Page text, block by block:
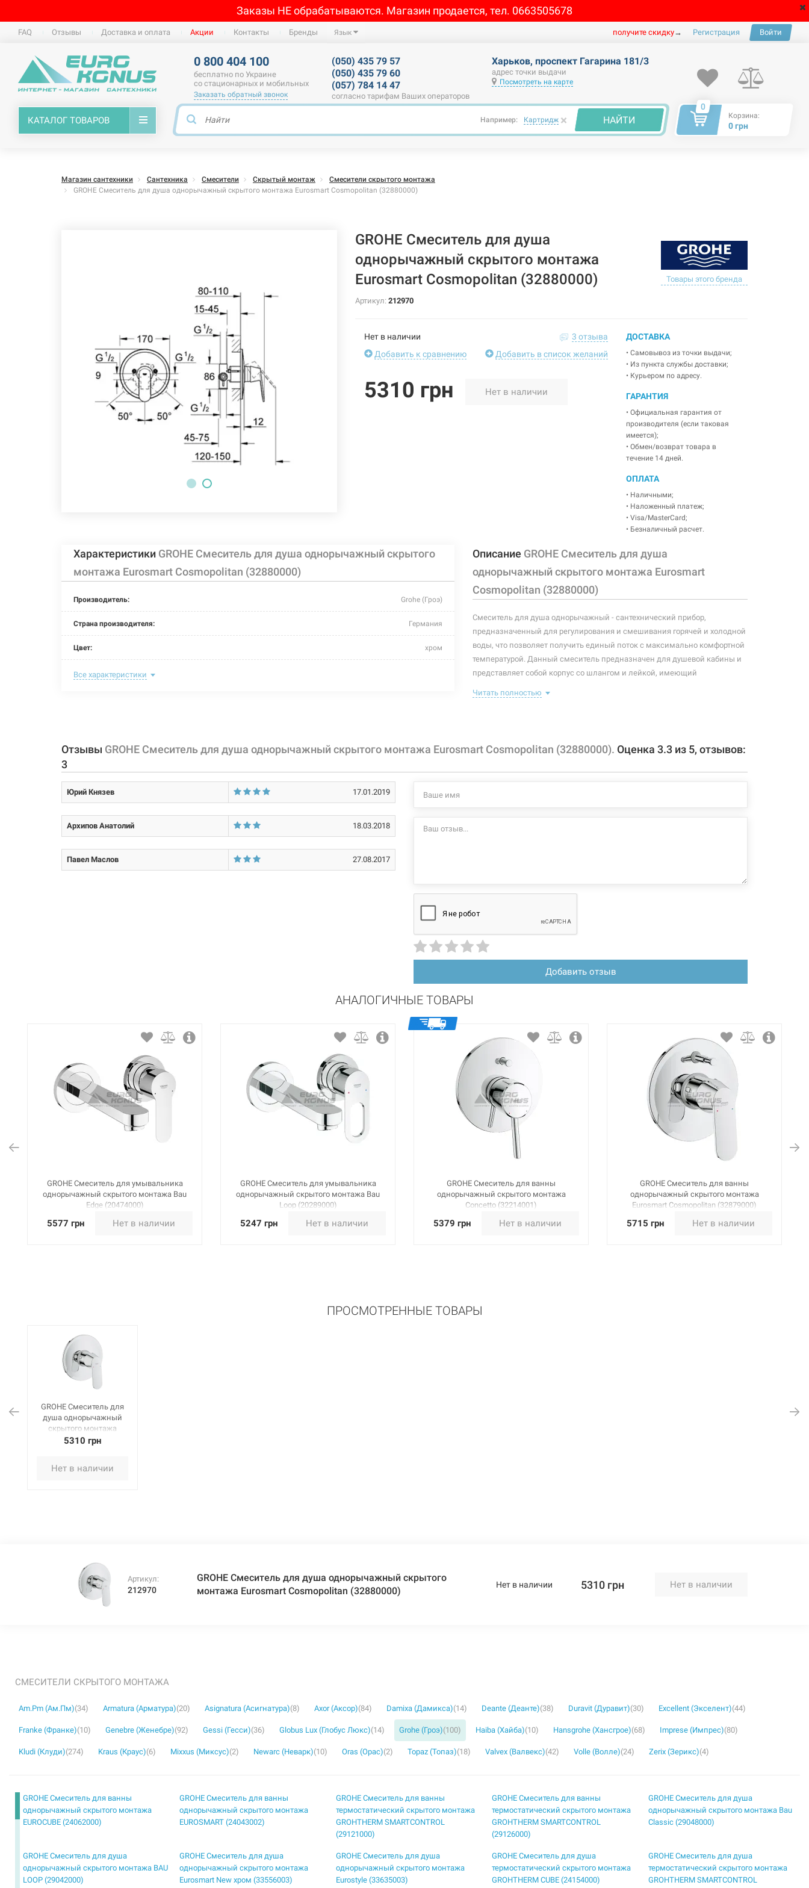
Заказы НЕ обрабатываются. Магазин продается, тел. 0663505678
FAQ Отзывы Доставка и оплата Акции Контакты Бренды Язык получите скидку→ Регистрация Войти
0 800 404 100
бесплатно по Украине
со стационарных и мобильных
Заказать обратный звонок
(050) 435 79 57
(050) 435 79 60
(057) 784 14 47
согласно тарифам Ваших операторов
Харьков, проспект Гагарина 181/3
адрес точки выдачи
Посмотреть на карте
КАТАЛОГ ТОВАРОВ Например: Картридж × НАЙТИ
0
Корзина:
0 грн
Магазин сантехники Сантехника Смесители Скрытый монтаж
Смесители скрытого монтажа
GROHE Смеситель для душа однорычажный скрытого монтажа Eurosmart Cosmopolitan (32880000)
GROHE Смеситель для душа
однорычажный скрытого монтажа
Eurosmart Cosmopolitan (32880000)
Товары этого бренда
Артикул: 212970
Нет в наличии
3 отзыва
Добавить к сравнению
Добавить в список желаний
5310 грн Нет в наличии
ДОСТАВКА
• Самовывоз из точки выдачи;
• Из пункта службы доставки;
• Курьером по адресу.
ГАРАНТИЯ
• Официальная гарантия от
производителя (если таковая
имеется);
• Обмен/возврат товара в
течение 14 дней.
ОПЛАТА
• Наличными;
• Наложенный платеж;
• Visa/MasterCard;
• Безналичный расчет.
Характеристики GROHE Смеситель для душа однорычажный скрытого
монтажа Eurosmart Cosmopolitan (32880000)
Производитель: Grohe (Гроэ)
Страна производителя: Германия
Цвет: хром
Способ монтажа:
Размер картриджа: Ф 46
Тип смесителя (крана): однорычажный
Материал корпуса смесителя (крана):
Все характеристики
Описание GROHE Смеситель для душа
однорычажный скрытого монтажа Eurosmart
Cosmopolitan (32880000)
Смеситель для душа однорычажный - сантехнический прибор,
предназначенный для регулирования и смешивания горячей и холодной
воды, что позволяет получить единый поток с максимально комфортной
температурой. Данный смеситель предназначен для душевой кабины и
представляет собой корпус со шлангом и лейкой, имеющий
температуру воды, использовавшуюся перед этим. В комплекте идет:
Характеристики и конфигурация изделия, а также комплектация товара
Читать полностью
Отзывы GROHE Смеситель для душа однорычажный скрытого монтажа Eurosmart Cosmopolitan (32880000). Оценка 3.3 из 5, отзывов:
3
Юрий Князев 17.01.2019
Архипов Анатолий 18.03.2018
Павел Маслов 27.08.2017
Добавить отзыв
АНАЛОГИЧНЫЕ ТОВАРЫ
GROHE Смеситель для умывальника
однорычажный скрытого монтажа Bau
Edge (20474000)
5577 грн Нет в наличии
GROHE Смеситель для умывальника
однорычажный скрытого монтажа Bau
Loop (20289000)
5247 грн Нет в наличии
GROHE Смеситель для ванны
однорычажный скрытого монтажа
Concetto (32214001)
5379 грн Нет в наличии
GROHE Смеситель для ванны
однорычажный скрытого монтажа
Eurosmart Cosmopolitan (32879000)
5715 грн Нет в наличии
ПРОСМОТРЕННЫЕ ТОВАРЫ
GROHE Смеситель для
душа однорычажный
скрытого монтажа
Eurosmart Cosmopolitan
5310 грн
Нет в наличии
Артикул:
212970
GROHE Смеситель для душа однорычажный скрытого
монтажа Eurosmart Cosmopolitan (32880000)
Нет в наличии 5310 грн Нет в наличии
СМЕСИТЕЛИ СКРЫТОГО МОНТАЖА
Am.Pm (Ам.Пм)(34) Armatura (Арматура)(20) Asignatura (Асигнатура)(8) Axor (Аксор)(84) Damixa (Дамикса)(14) Deante (Деанте)(38) Duravit (Дуравит)(30) Excellent (Экселент)(44)
Franke (Франке)(10) Genebre (Женебре)(92) Gessi (Гесси)(36) Globus Lux (Глобус Люкс)(14) Grohe (Гроэ)(100) Haiba (Хайба)(10) Hansgrohe (Хансгрое)(68) Imprese (Импрес)(80)
Kludi (Клуди)(274) Kraus (Краус)(6) Mixxus (Миксус)(2) Newarc (Неварк)(10) Oras (Орас)(2) Topaz (Топаз)(18) Valvex (Валвекс)(42) Volle (Волле)(24) Zerix (Зерикс)(4)
GROHE Смеситель для ванны
однорычажный скрытого монтажа
EUROCUBE (24062000)
GROHE Смеситель для ванны
однорычажный скрытого монтажа
EUROSMART (24043002)
GROHE Смеситель для ванны
термостатический скрытого монтажа
GROHTHERM SMARTCONTROL
(29121000)
GROHE Смеситель для ванны
термостатический скрытого монтажа
GROHTHERM SMARTCONTROL
(29126000)
GROHE Смеситель для душа
однорычажный скрытого монтажа Bau
Classic (29048000)
GROHE Смеситель для душа
однорычажный скрытого монтажа BAU
LOOP (29042000)
GROHE Смеситель для душа
однорычажный скрытого монтажа
Eurosmart New хром (33556003)
GROHE Смеситель для душа
однорычажный скрытого монтажа
Eurostyle (33635003)
GROHE Смеситель для душа
термостатический скрытого монтажа
GROHTHERM CUBE (24154000)
GROHE Смеситель для душа
термостатический скрытого монтажа
GROHTHERM SMARTCONTROL